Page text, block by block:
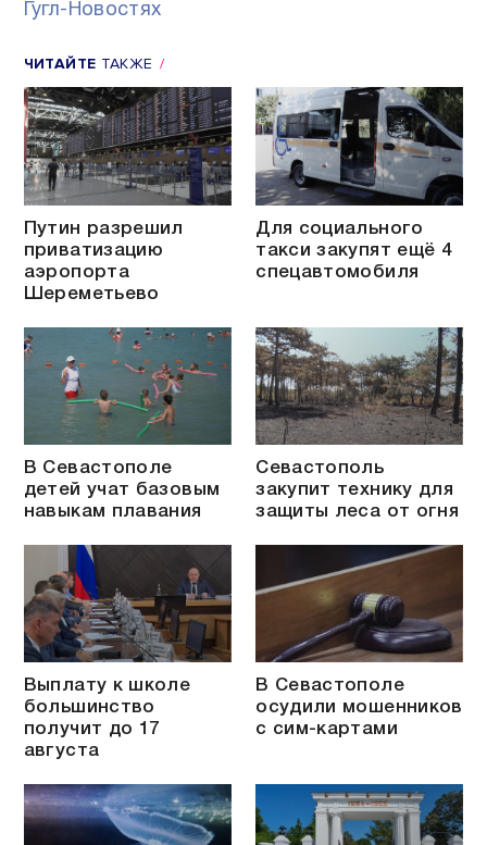
Гугл-Новостях
ЧИТАЙТЕ ТАКЖЕ
Путин разрешил
приватизацию
аэропорта
Шереметьево
Для социального
такси закупят ещё 4
спецавтомобиля
В Севастополе
детей учат базовым
навыкам плавания
Севастополь
закупит технику для
защиты леса от огня
Выплату к школе
большинство
получит до 17
августа
В Севастополе
осудили мошенников
с сим-картами